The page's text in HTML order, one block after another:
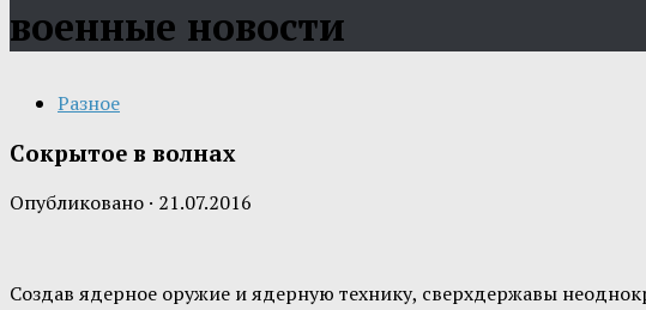
военные новости
Разное
Сокрытое в волнах
Опубликовано · 21.07.2016
Создав ядерное оружие и ядерную технику, сверхдержавы